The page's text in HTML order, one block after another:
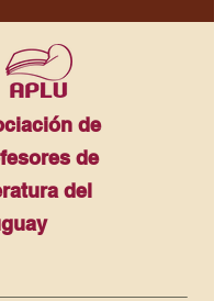
de
de
del